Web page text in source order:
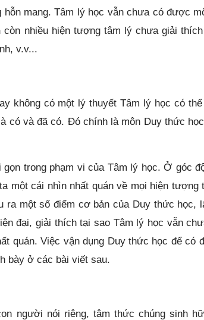
mang. Tâm lý học vẫn chưa có được
nhiều hiện tượng tâm lý chưa giải
v.v...
không có một lý thuyết Tâm lý học có
có và đã có. Đó chính là môn Duy thức
trong phạm vi của Tâm lý học. Ở góc
một cái nhìn nhất quán về mọi hiện
ra một số điểm cơ bản của Duy thức học,
đại, giải thích tại sao Tâm lý học vẫn
quán. Việc vận dụng Duy thức học để có
bày ở các bài viết sau.
người nói riêng, tâm thức chúng sinh